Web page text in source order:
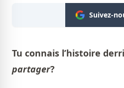
Suivez-
Tu connais l’histoire
partager?